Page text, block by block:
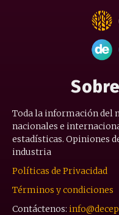
Toda la información del
nacionales e
estadísticas. Opiniones
industria
Políticas de Privacidad
Términos y condiciones
Contáctenos: